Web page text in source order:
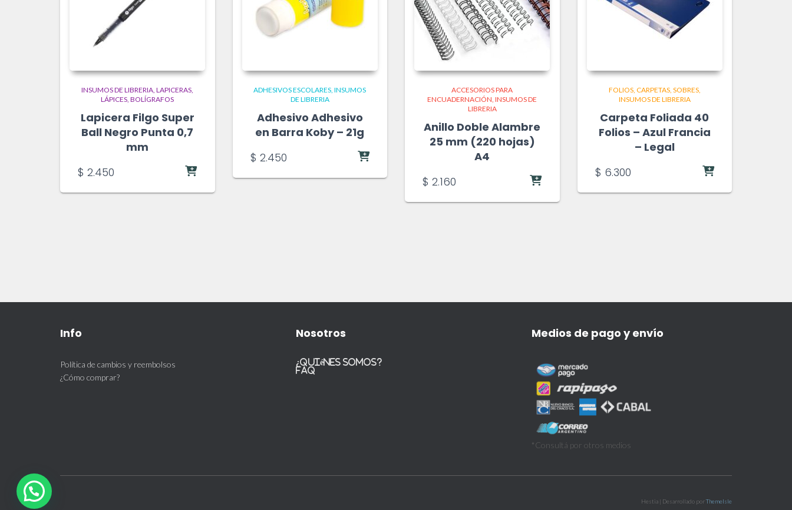
INSUMOS DE LIBRERIA LAPICERAS,
LÁPICES, BOLÍGRAFOS
Lapicera Filgo Super
Ball Negro Punta 0,7
mm
$ 2.450
ADHESIVOS ESCOLARES INSUMOS
DE LIBRERIA
Adhesivo Adhesivo
en Barra Koby – 21g
$ 2.450
ACCESORIOS PARA
ENCUADERNACIÓN INSUMOS DE
LIBRERIA
Anillo Doble Alambre
25 mm (220 hojas)
A4
$ 2.160
FOLIOS, CARPETAS, SOBRES
INSUMOS DE LIBRERIA
Carpeta Foliada 40
Folios – Azul Francia
– Legal
$ 6.300
Info
Política de cambios y reembolsos
¿Cómo comprar?
Nosotros
¿Quiénes somos?
FAQ
Medios de pago y envío
*Consultá por otros medios
Hestia | Desarrollado porThemeIsle